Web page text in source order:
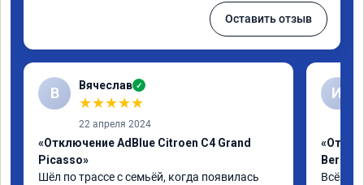
Оставить отзыв
В Вячеслав ✓
★★★★★
22 апреля 2024
«Отключение AdBlue Citroen C4 Grand
Picasso»
Шёл по трассе с семьёй, когда появилась
И
Всё